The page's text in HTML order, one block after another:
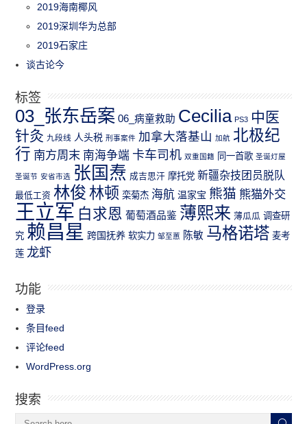
2019海南椰风
2019深圳华为总部
2019石家庄
谈古论今
标签
03_张东岳案 06_病童救助 Cecilia PS3 中医
针灸 九段线 人头税 刑事案件 加拿大落基山 加航 北极纪
行 南方周末 南海争端 卡车司机 双重国籍 同一首歌 圣诞灯屋
圣诞节 安省市选 张国焘 成吉思汗 摩托党 新疆杂技团员脱队
最低工资 林俊 林顿 栾菊杰 海航 温家宝 熊猫 熊猫外交
王立军 白求恩 葡萄酒品鉴 薄熙来 薄瓜瓜 调查研
究 赖昌星 跨国抚养 软实力 邹至蕙 陈敏 马格诺塔 麦考
莲 龙虾
功能
登录
条目feed
评论feed
WordPress.org
搜索